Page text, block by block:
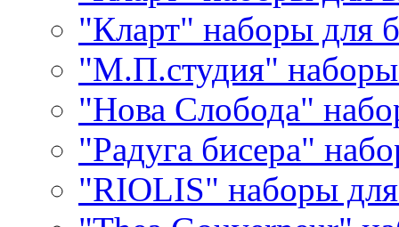
"Кларт" наборы для
"М.П.студия"
"Нова Слобода"
"Радуга бисера"
"RIOLIS" наборы